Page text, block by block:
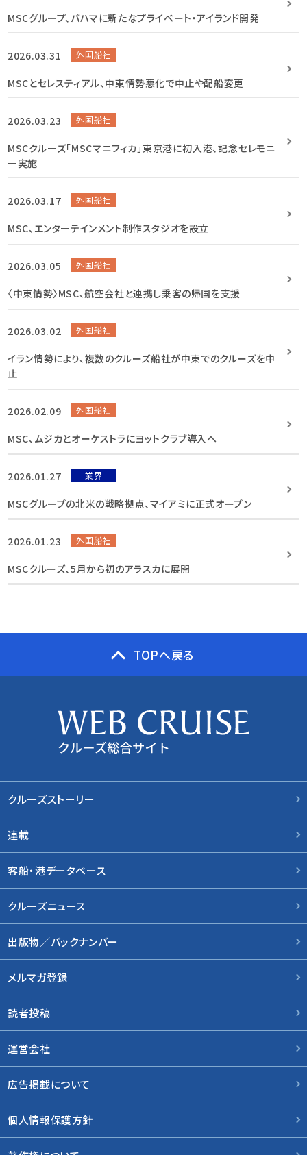
MSCグループ、バハマに新たなプライベート・アイランド開発
2026.03.31 外国船社
MSCとセレスティアル、中東情勢悪化で中止や配船変更
2026.03.23 外国船社
MSCクルーズ「MSCマニフィカ」東京港に初入港、記念セレモニ
ー実施
2026.03.17 外国船社
MSC、エンターテインメント制作スタジオを設立
2026.03.05 外国船社
〈中東情勢〉MSC、航空会社と連携し乗客の帰国を支援
2026.03.02 外国船社
イラン情勢により、複数のクルーズ船社が中東でのクルーズを中
止
2026.02.09 外国船社
MSC、ムジカとオーケストラにヨットクラブ導入へ
2026.01.27 業界
MSCグループの北米の戦略拠点、マイアミに正式オープン
2026.01.23 外国船社
MSCクルーズ、5月から初のアラスカに展開
TOPへ戻る
クルーズストーリー
連載
客船・港データベース
クルーズニュース
出版物／バックナンバー
メルマガ登録
読者投稿
運営会社
広告掲載について
個人情報保護方針